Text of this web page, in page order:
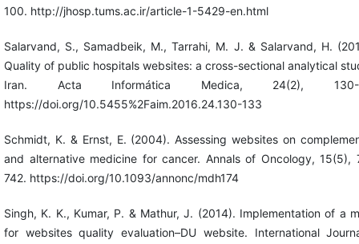
100. http://jhosp.tums.ac.ir/article-1-5429-en.html
Salarvand, S., Samadbeik, M., Tarrahi, M. J. & Salarvand, H.
Quality of public hospitals websites: a cross-sectional analytical
Iran. Acta Informática Medica, 24(2), 130-
https://doi.org/10.5455%2Faim.2016.24.130-133
Schmidt, K. & Ernst, E. (2004). Assessing websites on
and alternative medicine for cancer. Annals of Oncology, 15(5),
742. https://doi.org/10.1093/annonc/mdh174
Singh, K. K., Kumar, P. & Mathur, J. (2014). Implementation of a
for websites quality evaluation–DU website. International